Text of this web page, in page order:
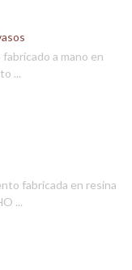
a mano en
...
fabricada en resina
...